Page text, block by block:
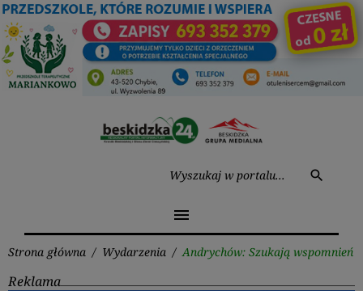
Przejdź
do
treści
search
menu
Strona główna / Wydarzenia / Andrychów: Szukają wspomnień
Reklama